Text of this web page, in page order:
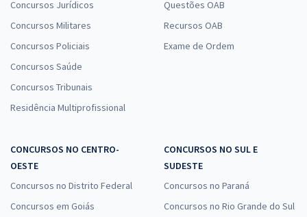
Concursos Jurídicos
Concursos Militares
Concursos Policiais
Concursos Saúde
Concursos Tribunais
Residência Multiprofissional
Questões OAB
Recursos OAB
Exame de Ordem
CONCURSOS NO CENTRO-
OESTE
Concursos no Distrito Federal
Concursos em Goiás
CONCURSOS NO SUL E
SUDESTE
Concursos no Paraná
Concursos no Rio Grande do Sul